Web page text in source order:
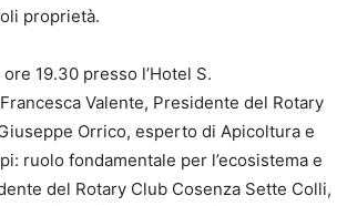
proprietà.
19.30 presso l’Hotel S.
Valente, Presidente del Rotary
Orrico, esperto di Apicoltura e
ruolo fondamentale per l’ecosistema e
del Rotary Club Cosenza Sette Colli,